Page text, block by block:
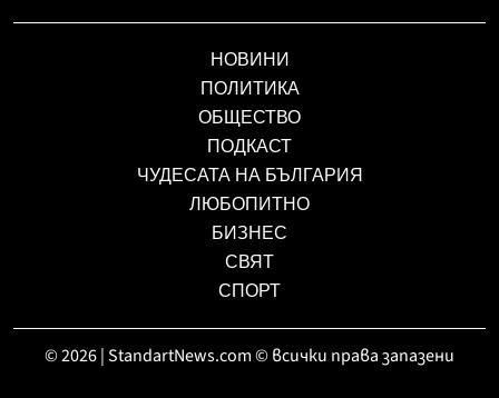
НОВИНИ
ПОЛИТИКА
ОБЩЕСТВО
ПОДКАСТ
ЧУДЕСАТА НА БЪЛГАРИЯ
ЛЮБОПИТНО
БИЗНЕС
СВЯТ
СПОРТ
© 2026 | StandartNews.com © всички права запазени